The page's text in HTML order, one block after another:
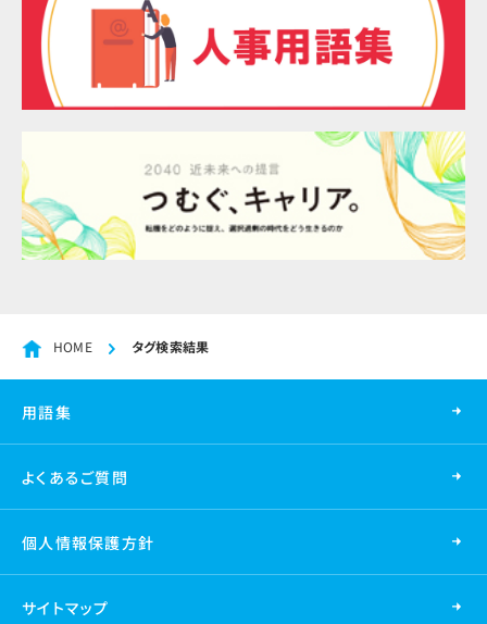
HOME タグ検索結果
用語集
よくあるご質問
個人情報保護方針
サイトマップ